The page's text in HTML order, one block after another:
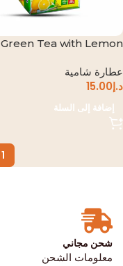
Green Tea with Lemon
عطارة شامية
د.إ15.00
إضافة إلى السلة
1
شحن مجاني
معلومات الشحن